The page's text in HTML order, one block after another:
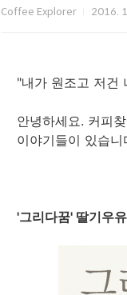
Coffee Explorer 2016.
"내가 원조고 저건
안녕하세요. 커피
이야기들이 있습
'그리다꿈' 딸기우